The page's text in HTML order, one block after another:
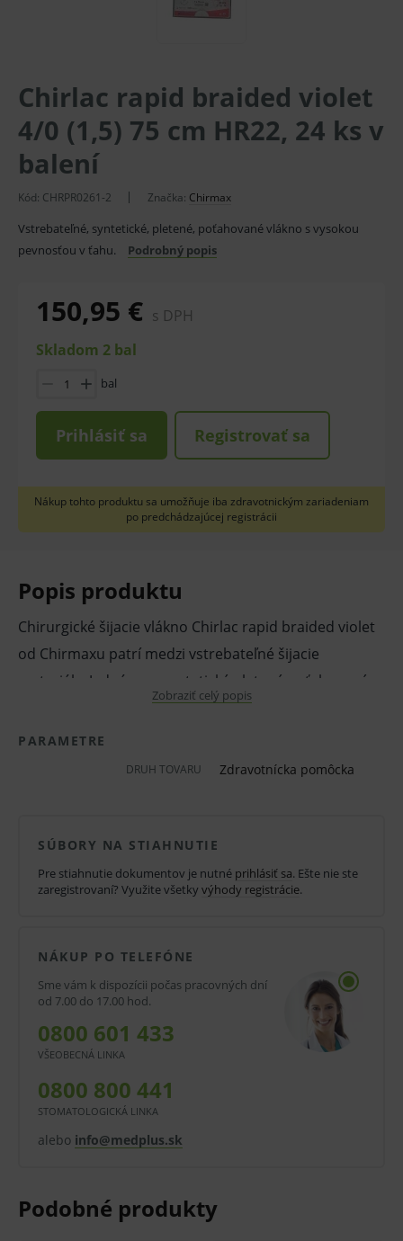
Chirlac rapid braided violet
4/0 (1,5) 75 cm HR22, 24 ks v
balení
Kód: CHRPR0261-2 Značka: Chirmax
Vstrebateľné, syntetické, pletené, poťahované vlákno s vysokou
pevnosťou v ťahu.
Podrobný popis
150,95 € s DPH
Skladom 2 bal
bal
Prihlásiť sa Registrovať sa
Nákup tohto produktu sa umožňuje iba zdravotnickým zariadeniam
po predchádzajúcej registrácii
Popis produktu
Chirurgické šijacie vlákno Chirlac rapid braided violet
od Chirmaxu patrí medzi vstrebateľné šijacie
materiály. Jedná sa o syntetický pletený poťahovaný
materiál (polymér kyseliny glykolovej). Materiál je
povrchovo upravený polykaprolaktónom a stearátom
vápnika. Spôsobuje minimálnu tkanivovú reakciu.
mechanickej pevnosti, strata pevnosti po 12-14
dňoch. Resorpcia prebieha hydrolýzou.
syntetický pletený poťahovaný materiál
polymér kyseliny glykolovej
minimálna tkanivová reakcia
priemer vlákna (USP) 4/0 - (EP) 1,5 = Ø0,200 -
0,249 mm
1/2 kruhového tvaru, ihla s okrúhlym telom
fialová farba
Zobraziť celý popis
PARAMETRE
DRUH TOVARU Zdravotnícka pomôcka
SÚBORY NA STIAHNUTIE
Pre stiahnutie dokumentov je nutné prihlásiť sa. Ešte nie ste
zaregistrovaní? Využite všetky výhody registrácie.
NÁKUP PO TELEFÓNE
Sme vám k dispozícii počas pracovných dní
od 7.00 do 17.00 hod.
0800 601 433
VŠEOBECNÁ LINKA
0800 800 441
STOMATOLOGICKÁ LINKA
alebo info@medplus.sk